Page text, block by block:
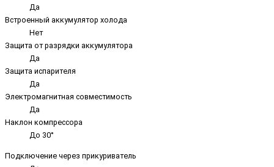
Да
Встроенный аккумулятор холода
Нет
Защита от разрядки аккумулятора
Да
Защита испарителя
Да
Электромагнитная совместимость
Да
Наклон компрессора
До 30°
Подключение через прикуриватель